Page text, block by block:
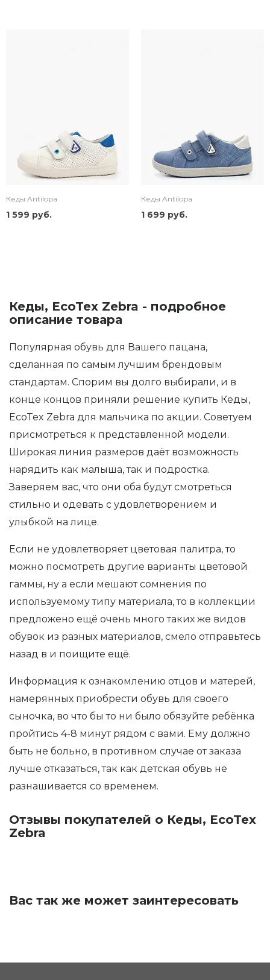
Кеды Antilopa
1 599 руб.
Кеды Antilopa
1 699 руб.
Кеды, EcoTex Zebra - подробное
описание товара
Популярная обувь для Вашего пацана,
сделанная по самым лучшим брендовым
стандартам. Спорим вы долго выбирали, и в
конце концов приняли решение купить Кеды,
EcoTex Zebra для мальчика по акции. Советуем
присмотреться к представленной модели.
Широкая линия размеров даёт возможность
нарядить как малыша, так и подростка.
Заверяем вас, что они оба будут смотреться
стильно и одевать с удовлетворением и
улыбкой на лице.
Если не удовлетворяет цветовая палитра, то
можно посмотреть другие варианты цветовой
гаммы, ну а если мешают сомнения по
используемому типу материала, то в коллекции
предложено ещё очень много таких же видов
обувок из разных материалов, смело отправьтесь
назад в и поищите ещё.
Информация к ознакомлению отцов и матерей,
намерянных приобрести обувь для своего
сыночка, во что бы то ни было обязуйте ребёнка
пройтись 4-8 минут рядом с вами. Ему должно
быть не больно, в противном случае от заказа
лучше отказаться, так как детская обувь не
разнашивается со временем.
Отзывы покупателей о Кеды, EcoTex
Zebra
Вас так же может заинтересовать